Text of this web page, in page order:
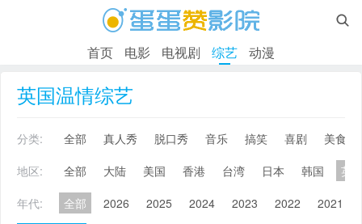

首页 电影 电视剧 综艺 动漫
英国温情综艺
分类: 全部 真人秀 脱口秀 音乐 搞笑 喜剧
美食
地区:
全部 大陆 美国 香港 台湾 日本 韩国
英
年代:
全部 2026 2025 2024 2023 2022 2021